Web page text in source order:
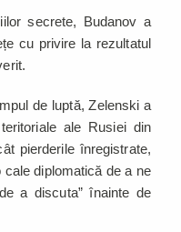
secrete, Budanov a
cu privire la rezultatul
de luptă, Zelenski a
ale Rusiei din
pierderile înregistrate,
cale diplomatică de a ne
a discuta” înainte de